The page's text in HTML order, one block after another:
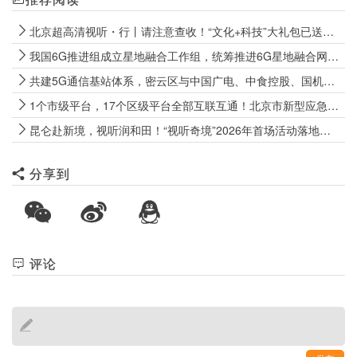
北京超高清视听・行丨请注意查收！“文化+科技”大礼包已送达新疆和田
我国6G推进组成立星地融合工作组，统筹推进6G星地融合网络总体布局
共建5G通信基站体系，密云区与中国广电、中食控股、国机数科签署战略合作协议
1个市级平台，17个区级平台全部互联互通！北京市新型应急广播体系基本建成
昆仑赴新境，视听润和田！“视听奇境”2026年首场活动落地新疆和田
分享到
评论